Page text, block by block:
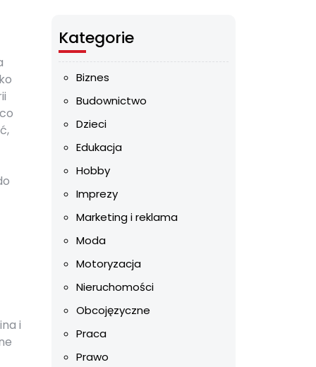
i
Kategorie
Biznes
Budownictwo
Dzieci
Edukacja
Hobby
Imprezy
Marketing i reklama
Moda
Motoryzacja
Nieruchomości
Obcojęzyczne
Praca
Prawo